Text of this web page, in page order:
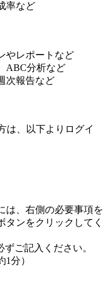
率など​
やレポートなど​
ABC分析など​
次報告など​
は、以下よりログイ
は、右側の必要事項を
タンをクリックしてく
ご記入ください。
分）